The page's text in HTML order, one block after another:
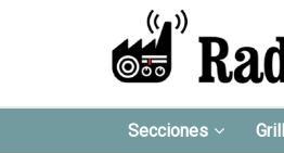
Secciones